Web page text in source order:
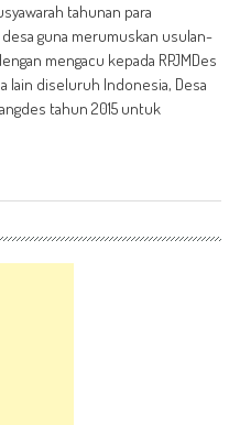
tahunan para
guna merumuskan usulan-
mengacu kepada RPJMDes
lain diseluruh Indonesia, Desa
tahun 2015 untuk